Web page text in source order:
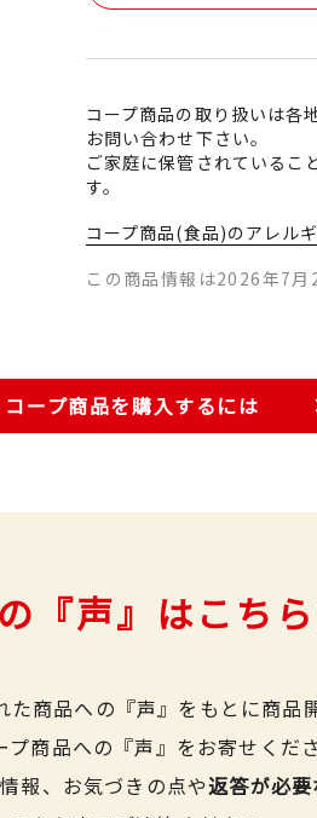
コープ商品の取り扱いは各
お問い合わせ下さい。
ご家庭に保管されているこ
す。
コープ商品(食品)のアレル
この商品情報は2026年7月
コープ商品を購入するには
『声』はこち
商品への『声』をもとに商品
プ商品への『声』をお寄せくださ
報、お気づきの点や返答が必